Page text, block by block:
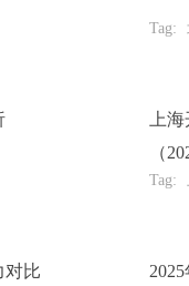
Tag:
上
（
Tag:
对比